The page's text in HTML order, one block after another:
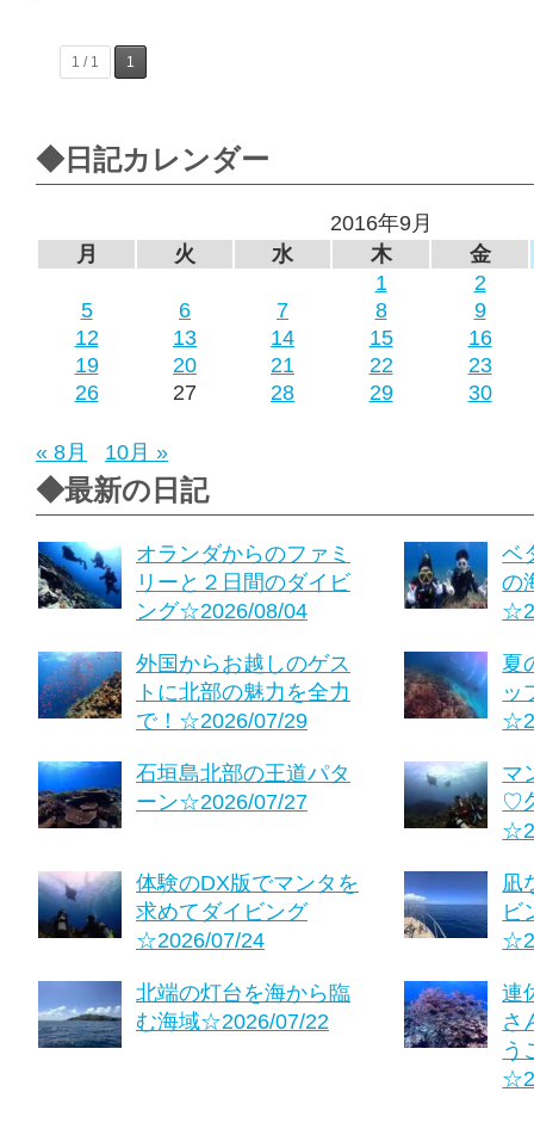
1 / 1 1
◆日記カレンダー
2016年9月
月
火 水 木
金
1
2
5
6 7 8
9
12
13 14 15
16
19
20 21 22
23
26
27 28 29 30
« 8月 10月 »
◆最新の日記
オランダからのファミ
リーと２日間のダイビ
ング☆2026/08/04
ベ
の
外国からお越しのゲス
トに北部の魅力を全力
で！☆2026/07/29
夏
ッ
石垣島北部の王道パタ
ーン☆2026/07/27
マ
♡
体験のDX版でマンタを
求めてダイビング
☆2026/07/24
凪
ビ
北端の灯台を海から臨
む海域☆2026/07/22
連
さ
う